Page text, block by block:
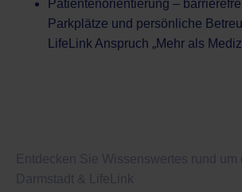
Patientenorientierung –
Parkplätze und persönliche
LifeLink Anspruch „Mehr als